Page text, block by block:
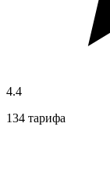
4.4
134 тарифа